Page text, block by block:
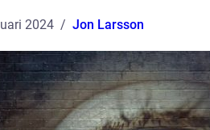
2024 Jon Larsson